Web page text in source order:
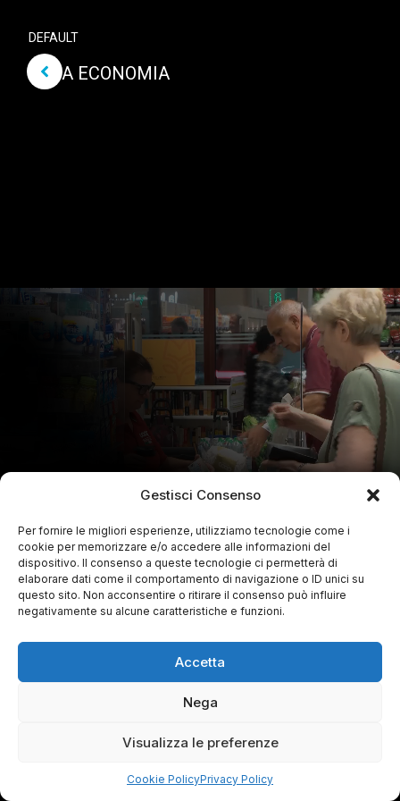
Gestisci Consenso
Per fornire le migliori esperienze, utilizziamo tecnologie come i
cookie per memorizzare e/o accedere alle informazioni del
dispositivo. Il consenso a queste tecnologie ci permetterà di
elaborare dati come il comportamento di navigazione o ID unici su
questo sito. Non acconsentire o ritirare il consenso può influire
negativamente su alcune caratteristiche e funzioni.
Accetta
Nega
Visualizza le preferenze
Cookie PolicyPrivacy Policy